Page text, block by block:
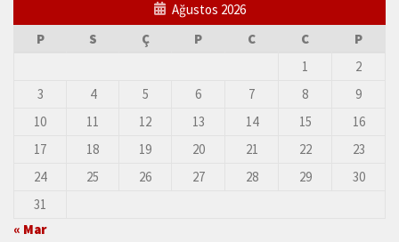
Ağustos 2026
P
S Ç P C C
P
1
2
3
4 5 6 7 8
9
10
11 12 13 14 15
16
17
18 19 20 21 22
23
24
25 26 27 28 29
30
31
« Mar